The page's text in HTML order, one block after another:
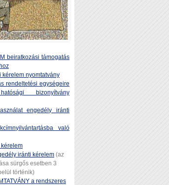
beiratkozási támogatás
kérelem nyomtatvány
rendeltetési egységeire
bizonyítvány
engedély iránti
való
iránti kérelem (az
sürgős esetben 3
történik)
a rendszeres